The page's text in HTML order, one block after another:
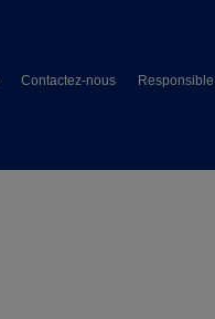
Contactez-nous